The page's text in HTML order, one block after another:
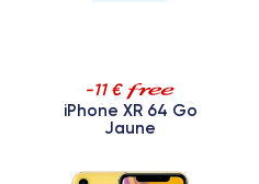
-11 €
iPhone XR 64 Go
Jaune